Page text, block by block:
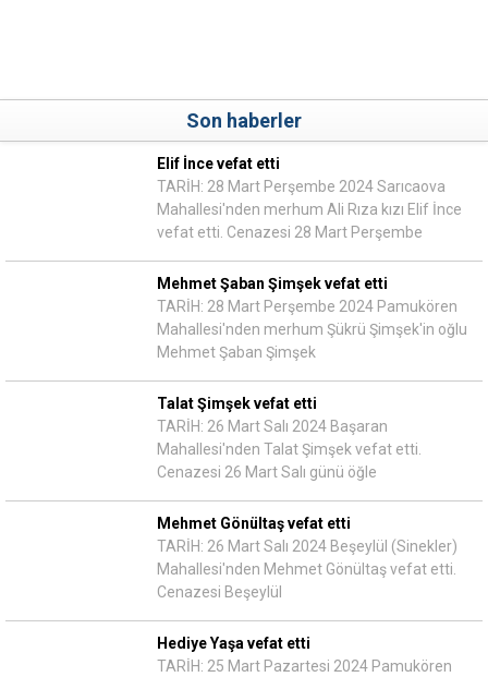
Son haberler
Elif İnce vefat etti
TARİH: 28 Mart Perşembe 2024 Sarıcaova
Mahallesi'nden merhum Ali Rıza kızı Elif İnce
vefat etti. Cenazesi 28 Mart Perşembe
Mehmet Şaban Şimşek vefat etti
TARİH: 28 Mart Perşembe 2024 Pamukören
Mahallesi'nden merhum Şükrü Şimşek'in oğlu
Mehmet Şaban Şimşek
Talat Şimşek vefat etti
TARİH: 26 Mart Salı 2024 Başaran
Mahallesi'nden Talat Şimşek vefat etti.
Cenazesi 26 Mart Salı günü öğle
Mehmet Gönültaş vefat etti
TARİH: 26 Mart Salı 2024 Beşeylül (Sinekler)
Mahallesi'nden Mehmet Gönültaş vefat etti.
Cenazesi Beşeylül
Hediye Yaşa vefat etti
TARİH: 25 Mart Pazartesi 2024 Pamukören